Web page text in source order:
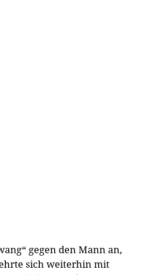
gegen den Mann an,
sich weiterhin mit